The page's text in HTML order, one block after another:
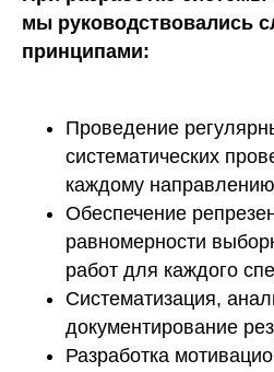
мы руководствовались
принципами:
Проведение
систематических
каждому
Обеспечение
равномерности
работ для каждого
Систематизация,
документирование
Разработка